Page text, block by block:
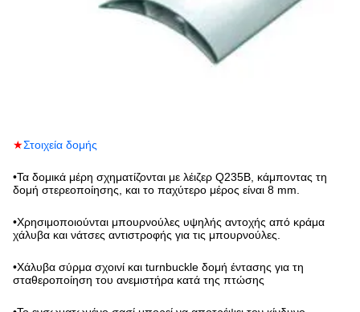
★Στοιχεία δομής
•Τα δομικά μέρη σχηματίζονται με λέιζερ Q235B, κάμποντας τη
δομή στερεοποίησης, και το παχύτερο μέρος είναι 8 mm.
•Χρησιμοποιούνται μπουρνούλες υψηλής αντοχής από κράμα
χάλυβα και νάτσες αντιστροφής για τις μπουρνούλες.
•Χάλυβα σύρμα σχοινί και turnbuckle δομή έντασης για τη
σταθεροποίηση του ανεμιστήρα κατά της πτώσης